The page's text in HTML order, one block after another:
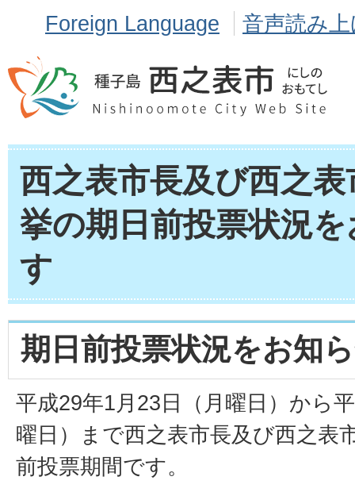
Foreign Language 音声読み
西之表市長及び西之
挙の期日前投票状況
す
期日前投票状況をお知
平成29年1月23日（月曜日）から
曜日）まで西之表市長及び西之表
前投票期間です。